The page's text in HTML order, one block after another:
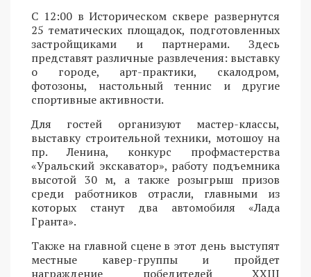
С 12:00 в Историческом сквере развернутся
25 тематических площадок, подготовленных
застройщиками и партнерами. Здесь
представят различные развлечения: выставку
о городе, арт-практики, скалодром,
фотозоны, настольный теннис и другие
спортивные активности.
Для гостей организуют мастер-классы,
выставку строительной техники, мотошоу на
пр. Ленина, конкурс профмастерства
«Уральский экскаватор», работу подъемника
высотой 30 м, а также розыгрыш призов
среди работников отрасли, главными из
которых станут два автомобиля «Лада
Гранта».
Также на главной сцене в этот день выступят
местные кавер-группы и пройдет
награждение победителей XXIII